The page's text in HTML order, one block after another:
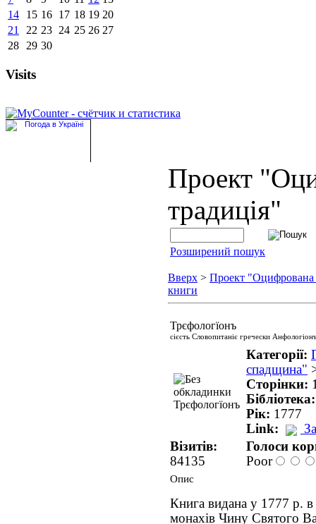
14
15 16 17 18 19 20
21
22 23 24 25 26 27
28
29 30
Visits
Проект
традиція"
Розширений пошук
Вверх > Проект
книги
Трєфологїонъ
сієсть Словопитаніє гречески
Категорії:
спадщина"
Сторінки:
Рік: 1777
Link:
Візитів:
84135
Голоси
Poor
Опис
Книга видана у 1777 р.
монахів Чину Святого